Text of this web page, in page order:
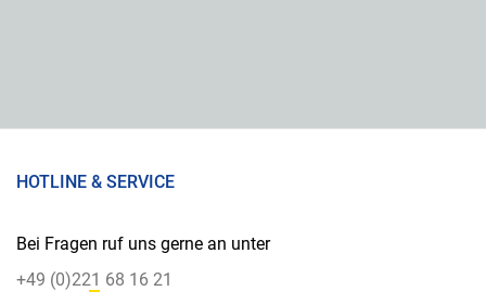
HOTLINE & SERVICE
Bei Fragen ruf uns gerne an unter
+49 (0)221 68 16 21